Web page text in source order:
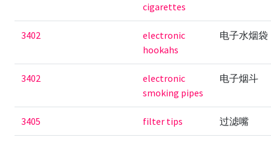
cigarettes
3402
electronic
hookahs
电子水烟袋
3402
electronic
smoking pipes
电子烟斗
3405 filter tips 过滤嘴